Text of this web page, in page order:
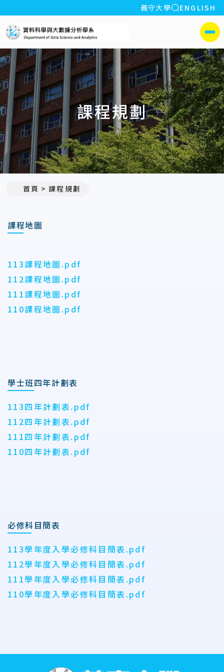
:::
義守大學 全站搜索
ENGLISH
義守大學資料科學與大數
側選單
課程規劃
首頁 課程規劃
課程地圖
113課程地圖.pdf
112課程地圖.pdf
111課程地圖.pdf
110課程地圖.pdf
學士班四年計劃表
113四年計劃表.pdf
112四年計劃表.pdf
111四年計劃表.pdf
110四年計劃表.pdf
必修科目簡表
113學年度入學必修科目簡表.pdf
112學年度入學必修科目簡表.pdf
111學年度入學必修科目簡表.pdf
110學年度入學必修科目簡表.pdf